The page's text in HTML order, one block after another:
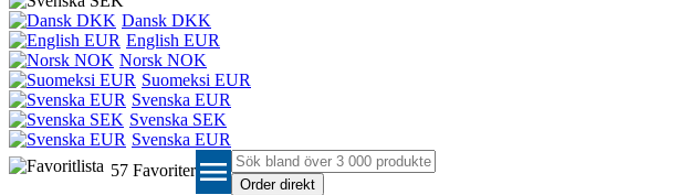
Dansk DKK
English EUR
Norsk NOK
Suomeksi EUR
Svenska EUR
Svenska SEK
Svenska EUR
57 Favoriter menu